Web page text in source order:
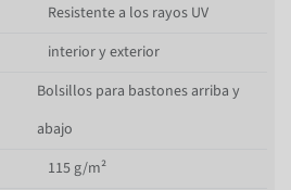
Resistente a los rayos UV
interior y exterior
Bolsillos para bastones arriba y
abajo
115 g/m²